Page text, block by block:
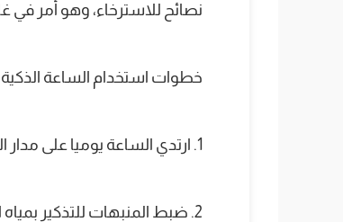
نصائح للاسترخاء، وهو أمر في
خطوات استخدام الساعة
1. ارتدي الساعة يوميا على مدار اليوم لضمان المراقبة المستمرة للبيانات الحيوية.
2. ضبط المنبهات للتذكير بمياه الشرب أو الإفطار أو النشاط البدني بعد الإفطار.